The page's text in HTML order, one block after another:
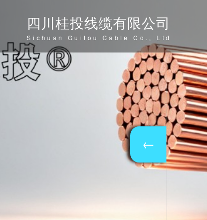
四川桂投线缆有限公司
Sichuan Guitou Cable Co., Ltd